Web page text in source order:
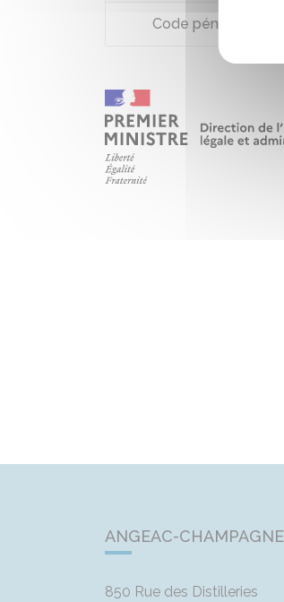
Code pénal : article
ANGEAC-CHAMPAGNE
850 Rue des Distilleries